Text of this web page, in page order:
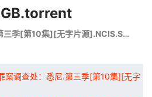
海军罪案调查处：悉尼.第三季[第10集][无字片源].NCIS.Sydney.S03.1080p.AMZN.WEB-DL.DDP.5.1.H.264-BlackTV
案调查处：悉尼.第三季[第10集][无字